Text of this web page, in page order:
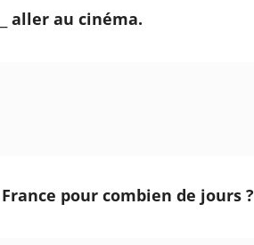
aller au cinéma.
pour combien de jours ?